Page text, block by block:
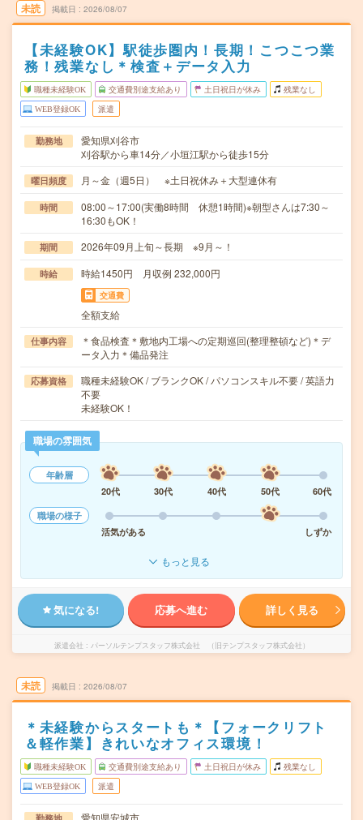
未読 掲載日 2026/08/07
【未経験OK】駅徒歩圏内！長期！こつこつ業
務！残業なし＊検査＋データ入力
職種未経験OK 交通費別途支給あり 土日祝日が休み 残業なし
WEB登録OK 派遣
勤務地
愛知県刈谷市
刈谷駅から車14分／小垣江駅から徒歩15分
曜日頻度 月～金（週5日） ※土日祝休み＋大型連休有
時間
08:00～17:00(実働8時間 休憩1時間)※朝型さんは7:30～
16:30もOK！
期間 2026年09月上旬～長期 ※9月～！
時給 時給1450円 月収例 232,000円
交通費
全額支給
仕事内容
＊食品検査＊敷地内工場への定期巡回(整理整頓など)＊デ
ータ入力＊備品発注
応募資格
職種未経験OK / ブランクOK / パソコンスキル不要 / 英語力
不要
未経験OK！
職場の雰囲気
年齢層
20代
30代 40代 50代
60代
職場の様子
活気がある
しずか
もっと見る
気になる! 応募へ進む 詳しく見る
派遣会社 パーソルテンプスタッフ株式会社 （旧テンプスタッフ株式会社）
未読 掲載日 2026/08/07
＊未経験からスタートも＊【フォークリフト
＆軽作業】きれいなオフィス環境！
職種未経験OK 交通費別途支給あり 土日祝日が休み 残業なし
WEB登録OK 派遣
愛知県安城市